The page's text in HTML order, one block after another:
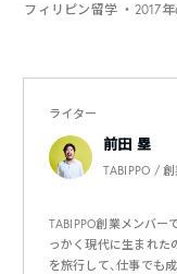
フィリピン留学 ・2017
ライター
前田 塁
TABIPPO /
TABIPPO創業メンバー
っかく現代に生まれた
を旅行して、仕事でも